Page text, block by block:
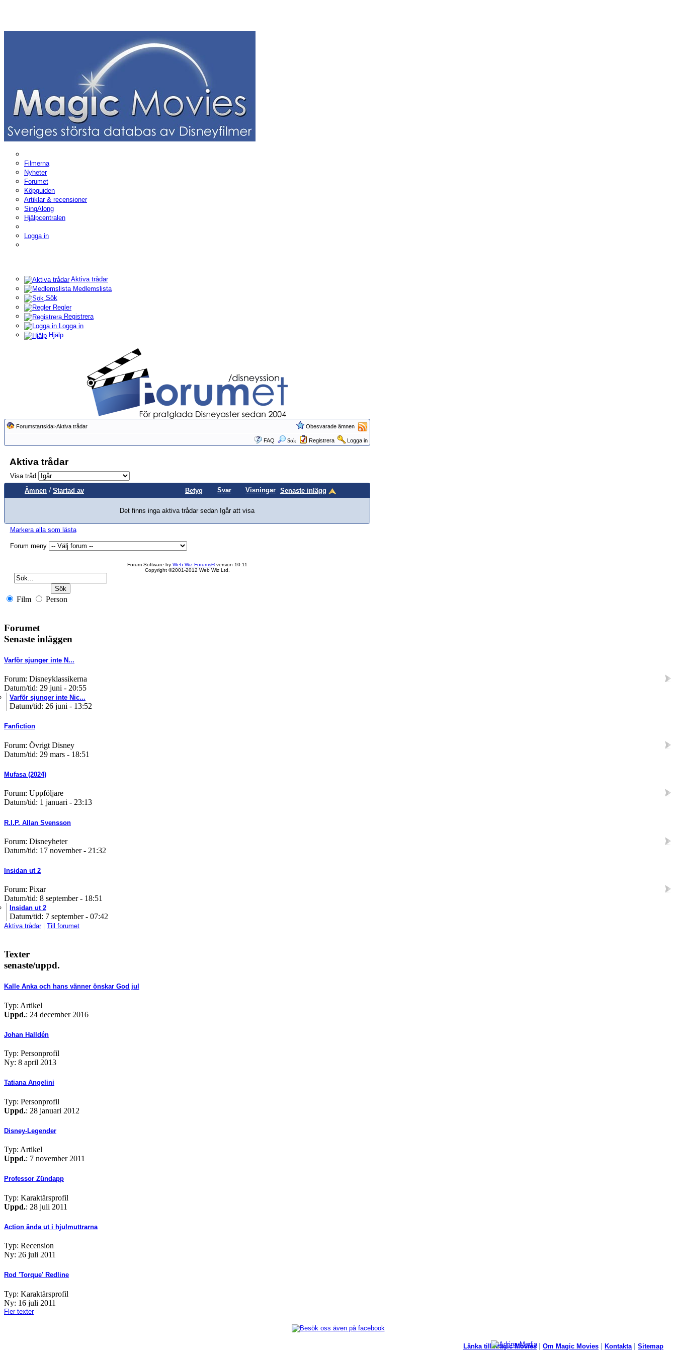
Filmerna
Nyheter
Forumet
Köpguiden
Artiklar & recensioner
SingAlong
Hjälpcentralen
Logga in
Aktiva trådar
Medlemslista
Sök
Regler
Registrera
Logga in
Hjälp
Forumstartsida>Aktiva trådar Obesvarade ämnen
FAQ Sök Registrera Logga in
Aktiva trådar
Visa tråd
Ämnen / Startad av Betyg Svar Visningar Senaste inlägg
Det finns inga aktiva trådar sedan Igår att visa
Markera alla som lästa
Forum meny
Forum Software by Web Wiz Forums®version 10.11
Copyright ©2001-2012 Web Wiz Ltd.
Film Person
Forumet
Senaste inläggen
Varför sjunger inte N...
Forum: Disneyklassikerna
Datum/tid: 29 juni - 20:55
Varför sjunger inte Nic...
Datum/tid: 26 juni - 13:52
Fanfiction
Forum: Övrigt Disney
Datum/tid: 29 mars - 18:51
Mufasa (2024)
Forum: Uppföljare
Datum/tid: 1 januari - 23:13
R.I.P. Allan Svensson
Forum: Disneyheter
Datum/tid: 17 november - 21:32
Insidan ut 2
Forum: Pixar
Datum/tid: 8 september - 18:51
Insidan ut 2
Datum/tid: 7 september - 07:42
Aktiva trådar| Till forumet
Texter
senaste/uppd.
Kalle Anka och hans vänner önskar God jul
Typ: Artikel
Uppd.: 24 december 2016
Johan Halldén
Typ: Personprofil
Ny: 8 april 2013
Tatiana Angelini
Typ: Personprofil
Uppd.: 28 januari 2012
Disney-Legender
Typ: Artikel
Uppd.: 7 november 2011
Professor Zündapp
Typ: Karaktärsprofil
Uppd.: 28 juli 2011
Action ända ut i hjulmuttrarna
Typ: Recension
Ny: 26 juli 2011
Rod 'Torque' Redline
Typ: Karaktärsprofil
Ny: 16 juli 2011
Fler texter
Länka till Magic Movies| Om Magic Movies | Kontakta | Sitemap